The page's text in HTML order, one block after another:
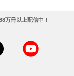
万冊以上配信中！